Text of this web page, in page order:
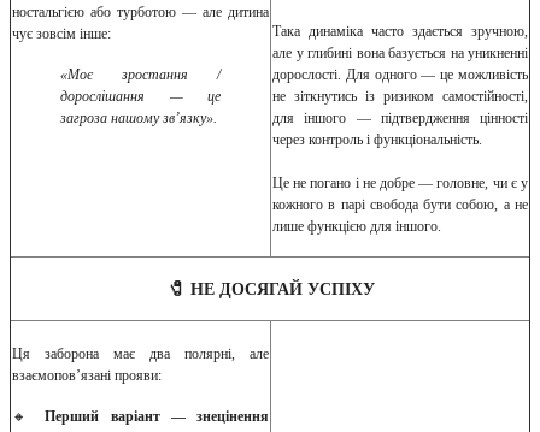
ностальгією або турботою — але дитина
чує зовсім інше:
«Моє зростання /
дорослішання — це
загроза нашому зв’язку».
Така динаміка часто здається зручною,
але у глибині вона базується на уникненні
дорослості. Для одного — це можливість
не зіткнутись із ризиком самостійності,
для іншого — підтвердження цінності
через контроль і функціональність.
Це не погано і не добре — головне, чи є у
кожного в парі свобода бути собою, а не
лише функцією для іншого.
🧷 НЕ ДОСЯГАЙ УСПІХУ
Ця заборона має два полярні, але
взаємопов’язані прояви:
🔸Перший варіант — знецінення